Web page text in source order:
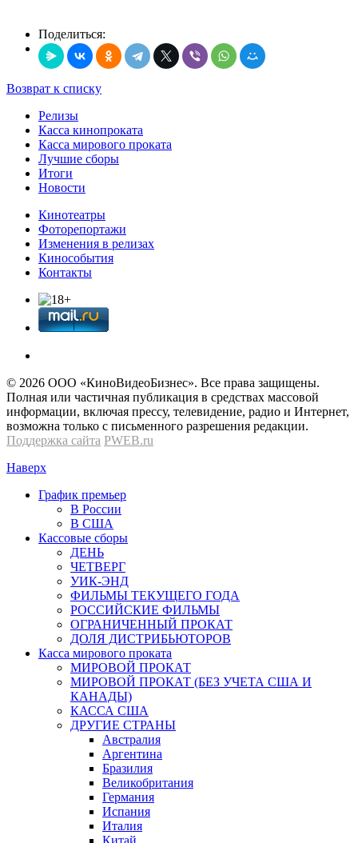
Поделиться:
Возврат к списку
Релизы
Касса кинопроката
Касса мирового проката
Лучшие сборы
Итоги
Новости
Кинотеатры
Фоторепортажи
Изменения в релизах
Кинособытия
Контакты
© 2026 OOО «КиноВидеоБизнес». Все права защищены.
Полная или частичная публикация в средствах массовой
информации, включая прессу, телевидение, радио и Интернет,
возможна только с письменного разрешения редакции.
Поддержка сайта PWEB.ru
Наверх
График премьер
В России
В США
Кассовые сборы
ДЕНЬ
ЧЕТВЕРГ
УИК-ЭНД
ФИЛЬМЫ ТЕКУЩЕГО ГОДА
РОССИЙСКИЕ ФИЛЬМЫ
ОГРАНИЧЕННЫЙ ПРОКАТ
ДОЛЯ ДИСТРИБЬЮТОРОВ
Касса мирового проката
МИРОВОЙ ПРОКАТ
МИРОВОЙ ПРОКАТ (БЕЗ УЧЕТА США И
КАНАДЫ)
КАССА США
ДРУГИЕ СТРАНЫ
Австралия
Аргентина
Бразилия
Великобритания
Германия
Испания
Италия
Китай